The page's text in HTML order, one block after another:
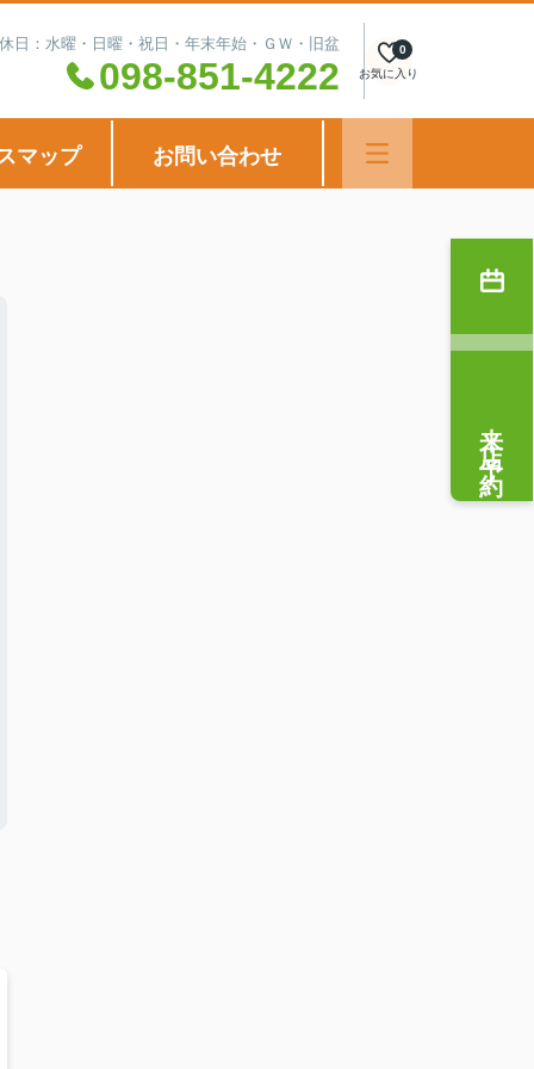
日：水曜・日曜・祝日・年末年始・ＧＷ・旧盆
098-851-4222 お気に入り
0
マップ お問い合わせ
来店予約